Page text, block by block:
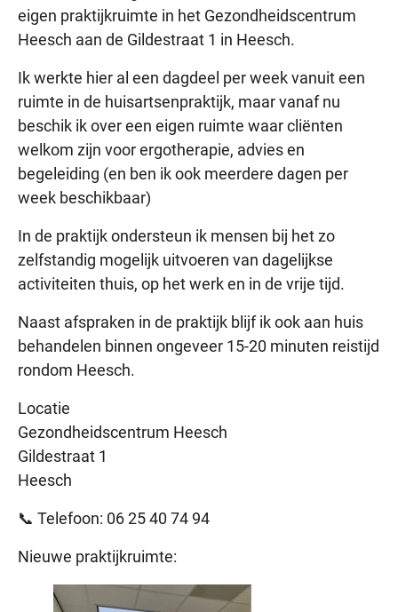
eigen praktijkruimte in het Gezondheidscentrum
Heesch aan de Gildestraat 1 in Heesch.
Ik werkte hier al een dagdeel per week vanuit een
ruimte in de huisartsenpraktijk, maar vanaf nu
beschik ik over een eigen ruimte waar cliënten
welkom zijn voor ergotherapie, advies en
begeleiding (en ben ik ook meerdere dagen per
week beschikbaar)
In de praktijk ondersteun ik mensen bij het zo
zelfstandig mogelijk uitvoeren van dagelijkse
activiteiten thuis, op het werk en in de vrije tijd.
Naast afspraken in de praktijk blijf ik ook aan huis
behandelen binnen ongeveer 15-20 minuten reistijd
rondom Heesch.
Locatie
Gezondheidscentrum Heesch
Gildestraat 1
Heesch
📞 Telefoon: 06 25 40 74 94
Nieuwe praktijkruimte: